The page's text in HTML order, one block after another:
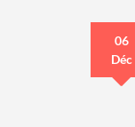
06
Déc